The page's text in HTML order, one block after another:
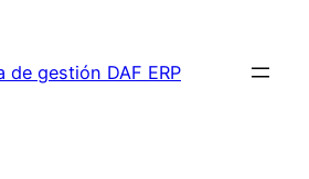
de gestión DAF ERP